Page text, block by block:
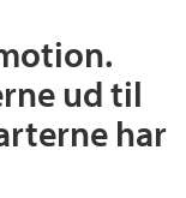
ud til
har